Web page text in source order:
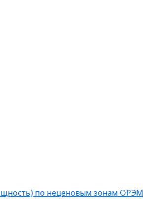
по неценовым зонам ОРЭМ